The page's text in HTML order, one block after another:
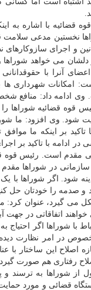
قضائیه با اشاره به
نخستین مدعی سلامت
و اجرای سازوکارهای
می خواهد شوراها
آنرا با حقوقدانانی
امکانات شهرداری ها
ادامه داد: منافع
قوه قضائیه شوراها را
شود. وی افزود: ما
بر اینکه ما موافق
ادامه با تاکید بر
مقدم است. رئیس قوه
سازمانی در شوراها
شود. اگر شوراها با
و صدمه را خودتان حل
می گیرد، عنوان کرد:
اتفاقاتی در جهت
با شوراها اگر احتیاج
بخصوص در امر نظارت
اصلاح این ساختار با
رفتاری هم صورت گیرد
از شوراها به ترسند و
قضائی و مورد